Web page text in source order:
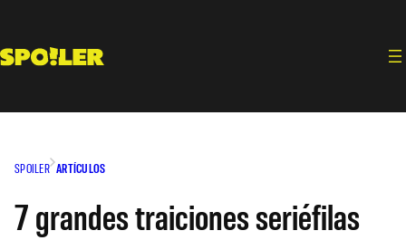
contenido
SPOILER ARTÍCULOS
7 grandes traiciones seriéfilas